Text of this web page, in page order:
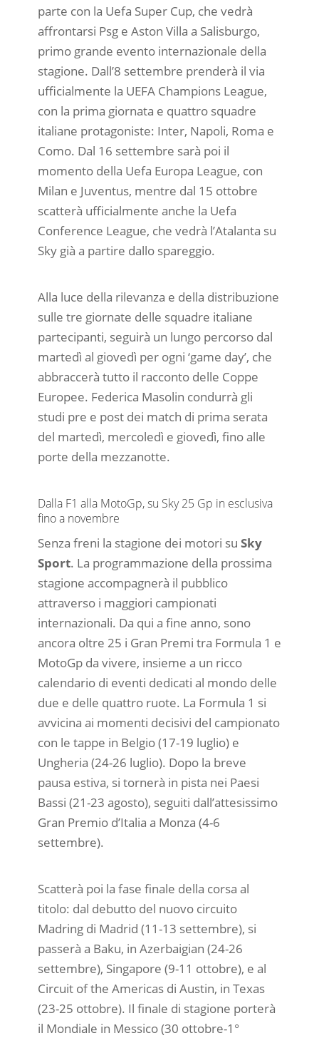
parte con la Uefa Super Cup, che vedrà
affrontarsi Psg e Aston Villa a Salisburgo,
primo grande evento internazionale della
stagione. Dall’8 settembre prenderà il via
ufficialmente la UEFA Champions League,
con la prima giornata e quattro squadre
italiane protagoniste: Inter, Napoli, Roma e
Como. Dal 16 settembre sarà poi il
momento della Uefa Europa League, con
Milan e Juventus, mentre dal 15 ottobre
scatterà ufficialmente anche la Uefa
Conference League, che vedrà l’Atalanta su
Sky già a partire dallo spareggio.
Alla luce della rilevanza e della distribuzione
sulle tre giornate delle squadre italiane
partecipanti, seguirà un lungo percorso dal
martedì al giovedì per ogni ‘game day’, che
abbraccerà tutto il racconto delle Coppe
Europee. Federica Masolin condurrà gli
studi pre e post dei match di prima serata
del martedì, mercoledì e giovedì, fino alle
porte della mezzanotte.
Dalla F1 alla MotoGp, su Sky 25 Gp in esclusiva
fino a novembre
Senza freni la stagione dei motori su Sky
Sport. La programmazione della prossima
stagione accompagnerà il pubblico
attraverso i maggiori campionati
internazionali. Da qui a fine anno, sono
ancora oltre 25 i Gran Premi tra Formula 1 e
MotoGp da vivere, insieme a un ricco
calendario di eventi dedicati al mondo delle
due e delle quattro ruote. La Formula 1 si
avvicina ai momenti decisivi del campionato
con le tappe in Belgio (17-19 luglio) e
Ungheria (24-26 luglio). Dopo la breve
pausa estiva, si tornerà in pista nei Paesi
Bassi (21-23 agosto), seguiti dall’attesissimo
Gran Premio d’Italia a Monza (4-6
settembre).
Scatterà poi la fase finale della corsa al
titolo: dal debutto del nuovo circuito
Madring di Madrid (11-13 settembre), si
passerà a Baku, in Azerbaigian (24-26
settembre), Singapore (9-11 ottobre), e al
Circuit of the Americas di Austin, in Texas
(23-25 ottobre). Il finale di stagione porterà
il Mondiale in Messico (30 ottobre-1°